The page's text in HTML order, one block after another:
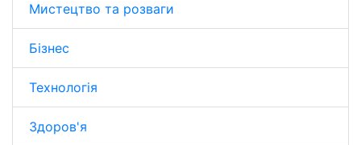
Мистецтво та розваги
Бізнес
Технологія
Здоров'я